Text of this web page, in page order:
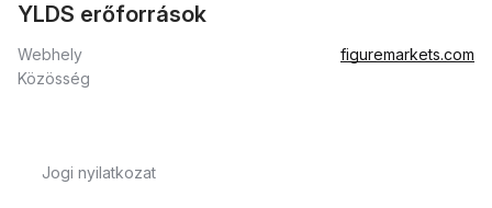
YLDS erőforrások
Webhely
figuremarkets.com
Közösség
Jogi nyilatkozat